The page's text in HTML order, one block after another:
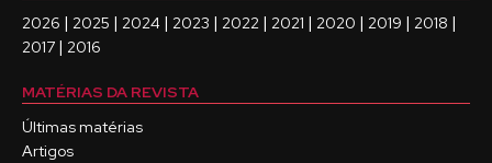
2026 | 2025 | 2024 | 2023 | 2022 | 2021 | 2020 | 2019 | 2018 |
2017 | 2016
MATÉRIAS DA REVISTA
Últimas matérias
Artigos